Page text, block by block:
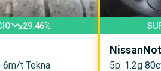
29.46%
6m/t Tekna
Nissan
5p. 1.2g